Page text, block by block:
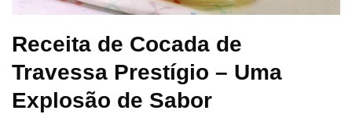
Receita de Cocada de
Travessa Prestígio – Uma
Explosão de Sabor